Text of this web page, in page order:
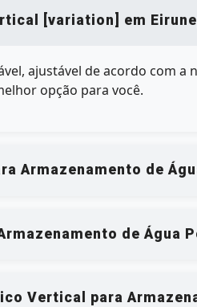
[variation] em
ajustável de acordo com a
opção para você.
de
de Água
Vertical para